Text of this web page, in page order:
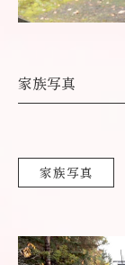
家族写真
家族写真